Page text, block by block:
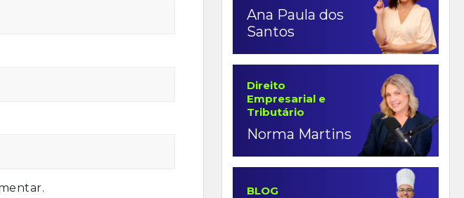
Ana Paula dos
Santos
Direito
Empresarial e
Tributário
Norma Martins
BLOG